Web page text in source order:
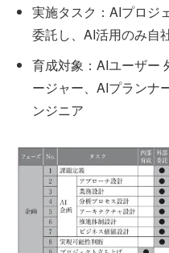
実施タスク：AIプロジ
委託し、AI活用のみ自
育成対象：AIユーザー
ージャー、AIプランナ
ンジニア